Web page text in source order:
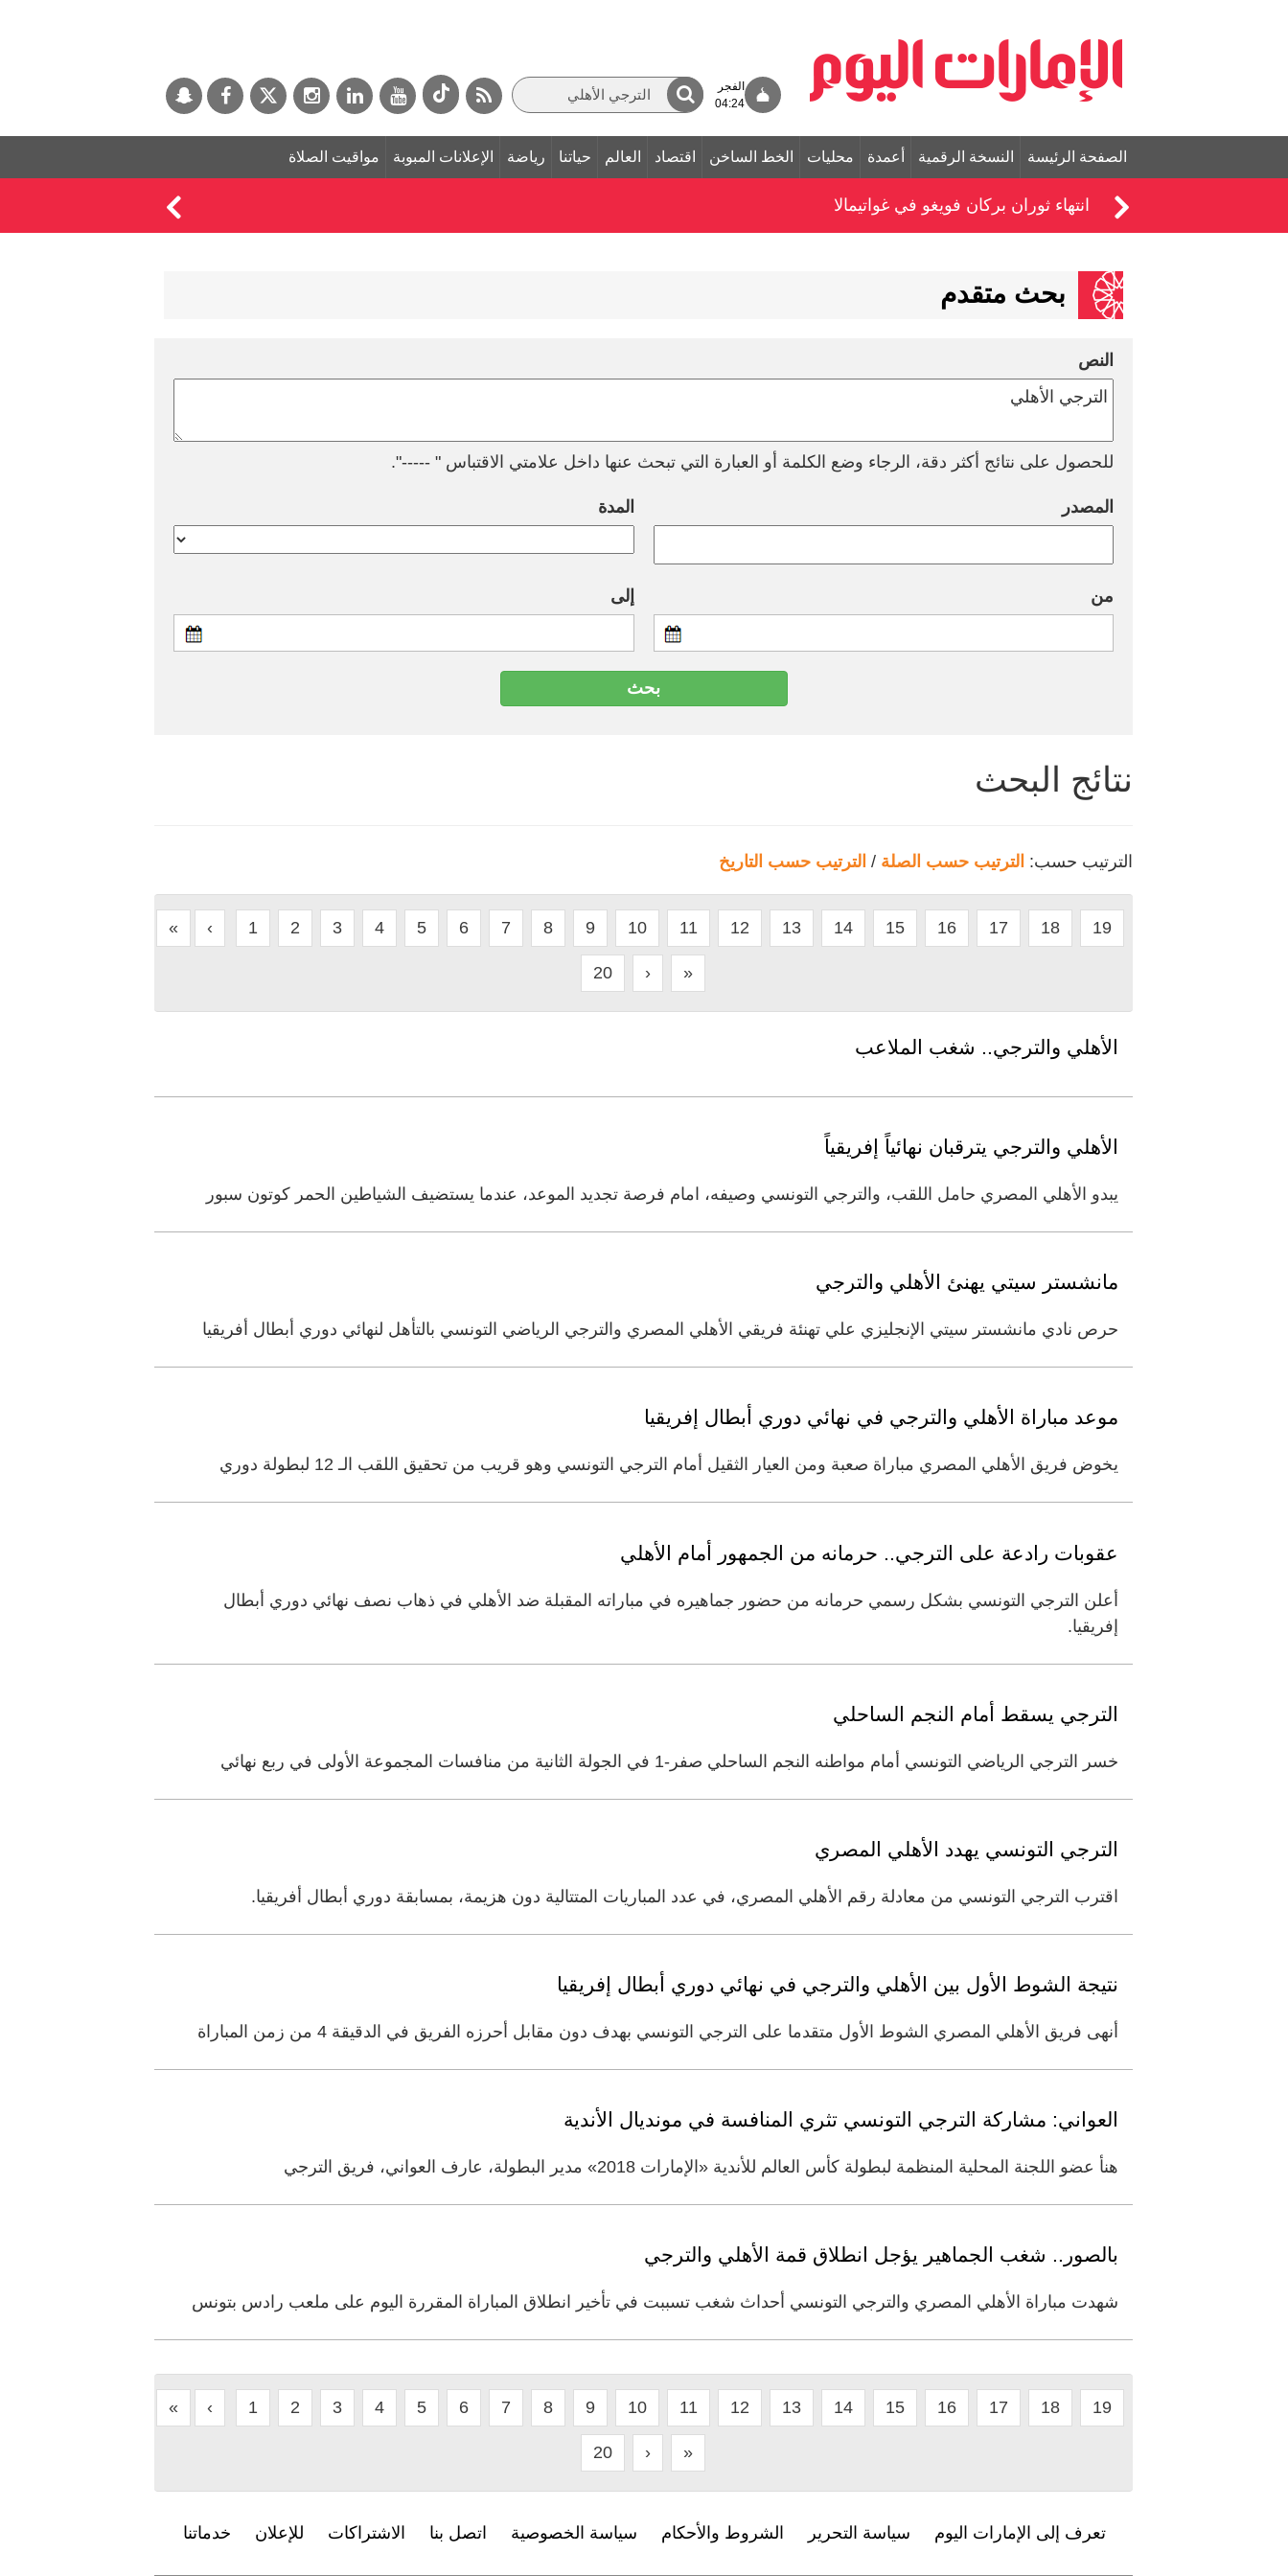
الفجر
04:24
الصفحة الرئيسة النسخة الرقمية أعمدة محليات الخط الساخن اقتصاد العالم حياتنا رياضة الإعلانات المبوبة مواقيت الصلاة
انتهاء ثوران بركان فويغو في غواتيمالا
بحث متقدم
النص
للحصول على نتائج أكثر دقة، الرجاء وضع الكلمة أو العبارة التي تبحث عنها داخل علامتي الاقتباس " -----".
المصدر المدة
من إلى
نتائج البحث
الترتيب حسب: الترتيب حسب الصلة / الترتيب حسب التاريخ
« ‹ 1 2 3 4 5 6 7 8 9 10 11 12 13 14 15 16 17 18 19
20 › »
الأهلي والترجي.. شغب الملاعب
الأهلي والترجي يترقبان نهائياً إفريقياً
يبدو الأهلي المصري حامل اللقب، والترجي التونسي وصيفه، امام فرصة تجديد الموعد، عندما يستضيف الشياطين الحمر كوتون سبور
مانشستر سيتي يهنئ الأهلي والترجي
حرص نادي مانشستر سيتي الإنجليزي علي تهنئة فريقي الأهلي المصري والترجي الرياضي التونسي بالتأهل لنهائي دوري أبطال أفريقيا
موعد مباراة الأهلي والترجي في نهائي دوري أبطال إفريقيا
يخوض فريق الأهلي المصري مباراة صعبة ومن العيار الثقيل أمام الترجي التونسي وهو قريب من تحقيق اللقب الـ 12 لبطولة دوري
عقوبات رادعة على الترجي.. حرمانه من الجمهور أمام الأهلي
أعلن الترجي التونسي بشكل رسمي حرمانه من حضور جماهيره في مباراته المقبلة ضد الأهلي في ذهاب نصف نهائي دوري أبطال
إفريقيا.
الترجي يسقط أمام النجم الساحلي
خسر الترجي الرياضي التونسي أمام مواطنه النجم الساحلي صفر-1 في الجولة الثانية من منافسات المجموعة الأولى في ربع نهائي
الترجي التونسي يهدد الأهلي المصري
اقترب الترجي التونسي من معادلة رقم الأهلي المصري، في عدد المباريات المتتالية دون هزيمة، بمسابقة دوري أبطال أفريقيا.
نتيجة الشوط الأول بين الأهلي والترجي في نهائي دوري أبطال إفريقيا
أنهى فريق الأهلي المصري الشوط الأول متقدما على الترجي التونسي بهدف دون مقابل أحرزه الفريق في الدقيقة 4 من زمن المباراة
العواني: مشاركة الترجي التونسي تثري المنافسة في مونديال الأندية
هنأ عضو اللجنة المحلية المنظمة لبطولة كأس العالم للأندية «الإمارات 2018» مدير البطولة، عارف العواني، فريق الترجي
بالصور.. شغب الجماهير يؤجل انطلاق قمة الأهلي والترجي
شهدت مباراة الأهلي المصري والترجي التونسي أحداث شغب تسببت في تأخير انطلاق المباراة المقررة اليوم على ملعب رادس بتونس
« ‹ 1 2 3 4 5 6 7 8 9 10 11 12 13 14 15 16 17 18 19
20 › »
تعرف إلى الإمارات اليوم سياسة التحرير الشروط والأحكام سياسة الخصوصية اتصل بنا الاشتراكات للإعلان خدماتنا